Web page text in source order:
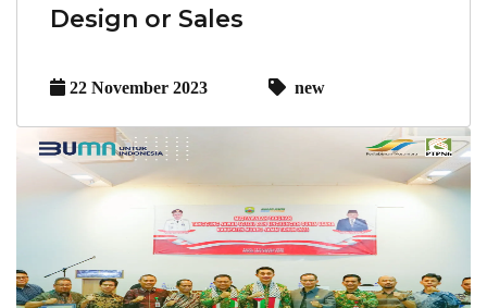
Design or Sales
22 November 2023 new